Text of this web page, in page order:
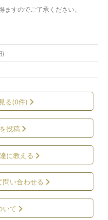
すのでご了承ください。
)
る(0件)
投稿
に教える
問い合わせる
いて